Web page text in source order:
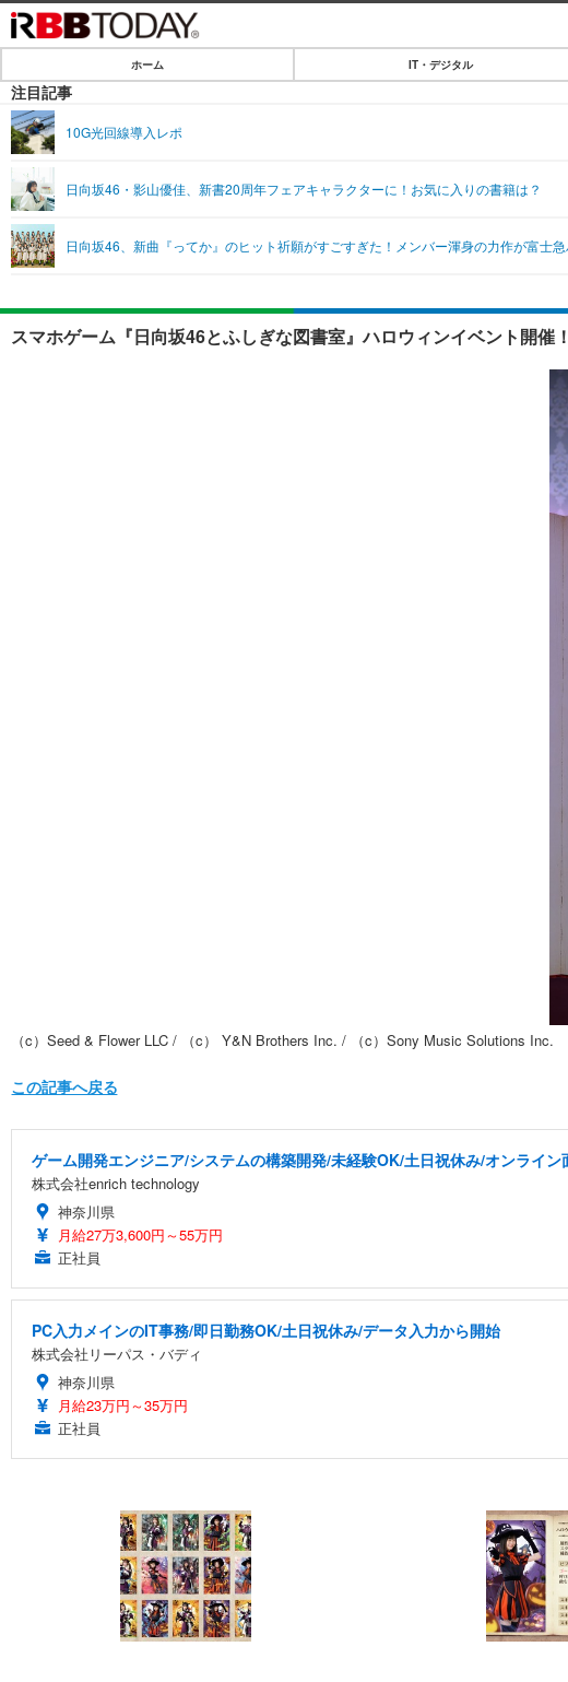
IT・デジタル
ショッピング
SPEED TEST
エンタメ
エンタメTOP
音楽
ライフ
ライフTOP
ペット
リリース一覧
ホーム IT・デジタル
注目記事
10G光回線導入レポ
日向坂46・影山優佳、新書20周年フェアキャラクターに！お気に入りの書籍は？
日向坂46、新曲『ってか』のヒット祈願がすごすぎた！メンバー渾身の力作が富士急
スマホゲーム『日向坂46とふしぎな図書室』ハロウィンイベント開
（c）Seed & Flower LLC / （c） Y&N Brothers Inc. / （c）Sony Music Solutions
この記事へ戻る
ゲーム開発エンジニア/システムの構築開発/未経験OK/土日祝休み/オンライン
株式会社enrich technology
神奈川県
月給27万3,600円～55万円
正社員
PC入力メインのIT事務/即日勤務OK/土日祝休み/データ入力から開始
株式会社リーパス・バディ
神奈川県
月給23万円～35万円
正社員